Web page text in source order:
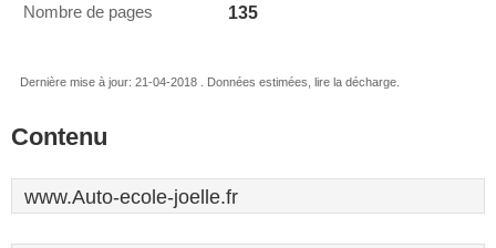
Nombre de pages 135
Dernière mise à jour: 21-04-2018 . Données estimées, lire la décharge.
Contenu
www.Auto-ecole-joelle.fr